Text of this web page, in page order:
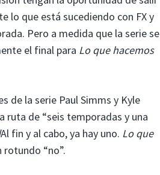
lo que está sucediendo con FX y
Pero a medida que la serie se
el final para Lo que hacemos
de la serie Paul Simms y Kyle
ruta de “seis temporadas y una
Al fin y al cabo, ya hay uno. Lo que
rotundo “no”.